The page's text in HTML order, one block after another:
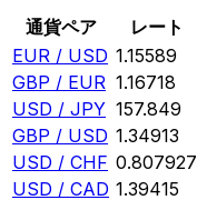
通貨ペア レート
EUR / USD 1.15589
GBP / EUR 1.16718
USD / JPY 157.849
GBP / USD 1.34913
USD / CHF 0.807927
USD / CAD 1.39415